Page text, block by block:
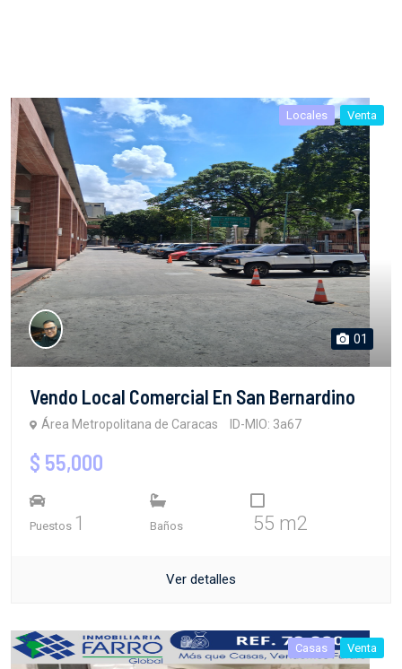
Locales Venta
01
Vendo Local Comercial En San Bernardino
Área Metropolitana de Caracas ID-MIO: 3a67
$ 55,000
Puestos 1 Baños 55 m2
Ver detalles
Casas Venta